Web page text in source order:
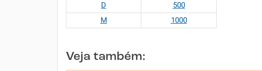
D
500
M
1000
Veja também: